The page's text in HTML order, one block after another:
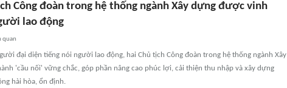
Công đoàn trong hệ thống ngành Xây dựng được vinh
lao động
quan
đại diện tiếng nói người lao động, hai Chủ tịch Công đoàn trong hệ thống ngành Xây
'cầu nối' vững chắc, góp phần nâng cao phúc lợi, cải thiện thu nhập và xây dựng
hài hòa, ổn định.